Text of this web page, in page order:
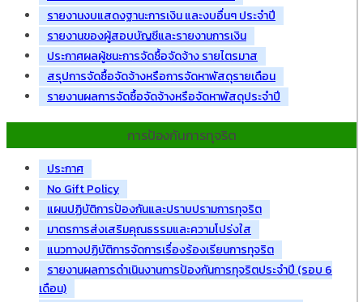
รายงานงบแสดงฐานะการเงิน และงบอื่นๆ ประจำปี
รายงานของผู้สอบบัญชีและรายงานการเงิน
ประกาศผลผู้ชนะการจัดซื้อจัดจ้าง รายไตรมาส
สรุปการจัดซื้อจัดจ้างหรือการจัดหาพัสดุรายเดือน
รายงานผลการจัดซื้อจัดจ้างหรือจัดหาพัสดุประจำปี
การป้องกันการทุจริต
ประกาศ
No Gift Policy
แผนปฏิบัติการป้องกันและปราบปรามการทุจริต
มาตรการส่งเสริมคุณธรรมและความโปร่งใส
แนวทางปฏิบัติการจัดการเรื่องร้องเรียนการทุจริต
รายงานผลการดำเนินงานการป้องกันการทุจริตประจำปี (รอบ 6
เดือน)